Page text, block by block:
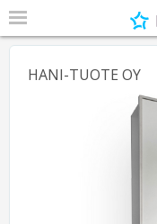
HANI-TUOTE OY